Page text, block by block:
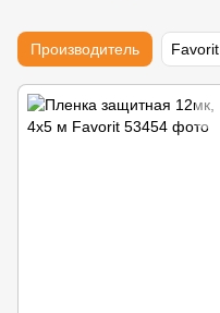
Производитель Favorit